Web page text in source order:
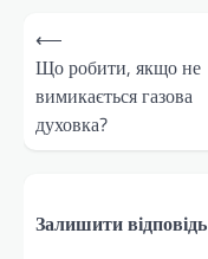
Навігація
записів
⟵
Що робити, якщо не
вимикається газова
духовка?
Залишити відповідь